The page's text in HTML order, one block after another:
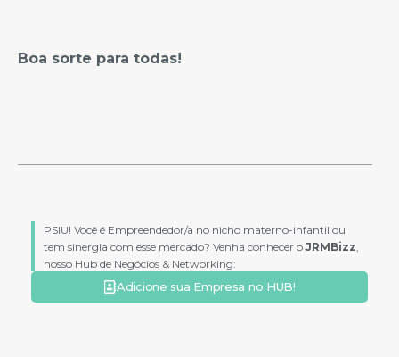
Boa sorte para todas!
PSIU! Você é Empreendedor/a no nicho materno-infantil ou
tem sinergia com esse mercado? Venha conhecer o JRMBizz,
nosso Hub de Negócios & Networking:
Adicione sua Empresa no HUB!